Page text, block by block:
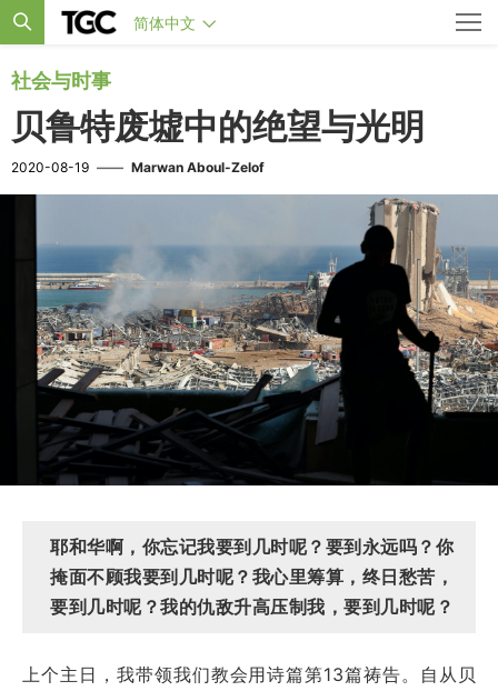
简体中文
社会与时事
贝鲁特废墟中的绝望与光明
2020-08-19 —— Marwan Aboul-Zelof
耶和华啊，你忘记我要到几时呢？要到永远吗？你
掩面不顾我要到几时呢？我心里筹算，终日愁苦，
要到几时呢？我的仇敌升高压制我，要到几时呢？
上个主日，我带领我们教会用诗篇第13篇祷告。自从贝